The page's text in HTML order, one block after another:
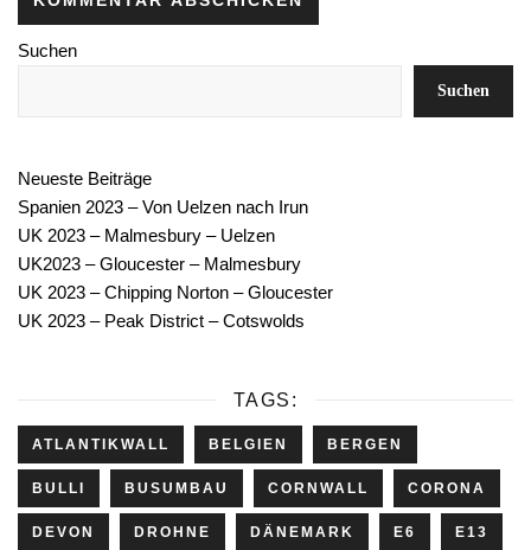
Suchen
Suchen
Neueste Beiträge
Spanien 2023 – Von Uelzen nach Irun
UK 2023 – Malmesbury – Uelzen
UK2023 – Gloucester – Malmesbury
UK 2023 – Chipping Norton – Gloucester
UK 2023 – Peak District – Cotswolds
TAGS:
ATLANTIKWALL BELGIEN BERGEN
BULLI BUSUMBAU CORNWALL CORONA
DEVON DROHNE DÄNEMARK E6 E13